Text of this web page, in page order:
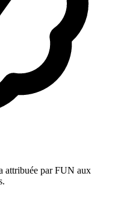
attribuée par FUN aux